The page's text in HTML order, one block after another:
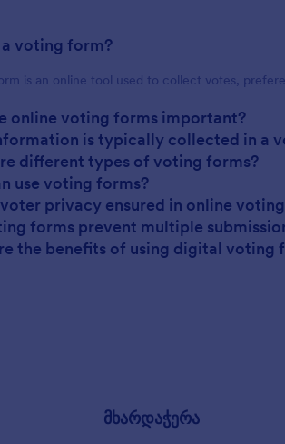
a voting form?
is an online tool used to collect votes,
online voting forms important?
is typically collected in a
different types of voting forms?
use voting forms?
privacy ensured in online
forms prevent multiple
the benefits of using digital voting
მხარდაჭერა